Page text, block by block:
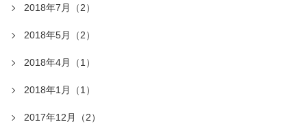
2018年7月（2）
2018年5月（2）
2018年4月（1）
2018年1月（1）
2017年12月（2）